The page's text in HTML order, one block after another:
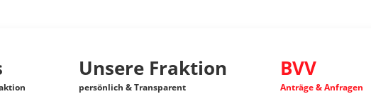
Unsere Fraktion
persönlich & Transparent
BVV
Anträge & Anfragen